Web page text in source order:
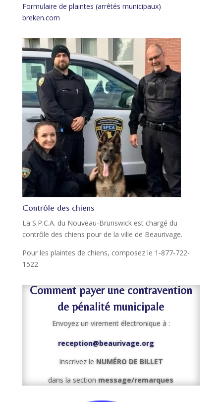
Formulaire de plaintes (arrêtés municipaux)
breken.com
Contrôle des chiens
La S.P.C.A. du Nouveau-Brunswick est chargé du
contrôle des chiens pour de la ville de Beaurivage.
Pour les plaintes de chiens, composez le 1-877-722-
1522
Comment payer une contravention
de pénalité municipale
Envoyez un virement électronique à :
reception@beaurivage.org
Inscrivez le NUMÉRO DE BILLET
dans la sectionmessage/remarques